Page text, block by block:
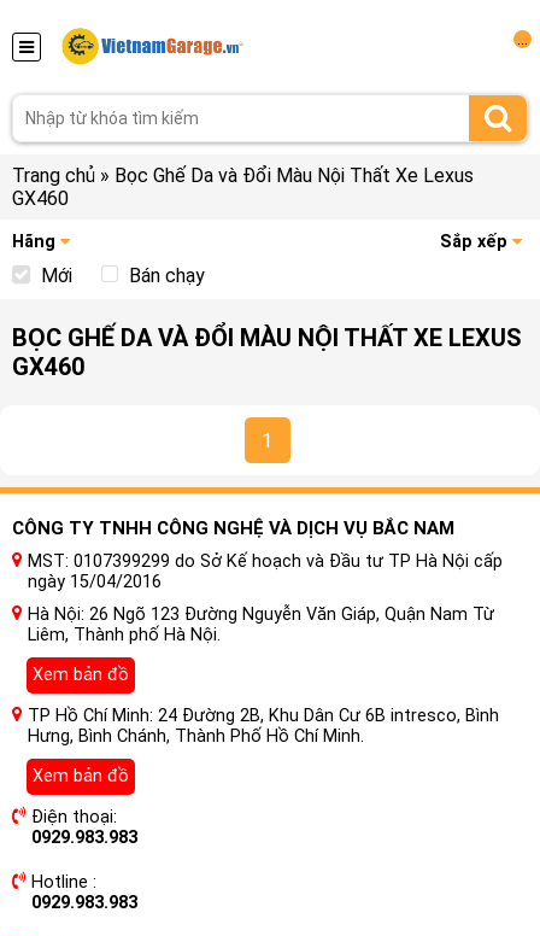
Trang chủ » Bọc Ghế Da và Đổi Màu Nội Thất Xe Lexus
GX460
Hãng Sắp xếp
Mới Bán chạy
BỌC GHẾ DA VÀ ĐỔI MÀU NỘI THẤT XE LEXUS
GX460
1
CÔNG TY TNHH CÔNG NGHỆ VÀ DỊCH VỤ BẮC NAM
MST: 0107399299 do Sở Kế hoạch và Đầu tư TP Hà Nội cấp
ngày 15/04/2016
Hà Nội: 26 Ngõ 123 Đường Nguyễn Văn Giáp, Quận Nam Từ
Liêm, Thành phố Hà Nội.
Xem bản đồ
TP Hồ Chí Minh: 24 Đường 2B, Khu Dân Cư 6B intresco, Bình
Hưng, Bình Chánh, Thành Phố Hồ Chí Minh.
Xem bản đồ
Điện thoại:
0929.983.983
Hotline :
0929.983.983